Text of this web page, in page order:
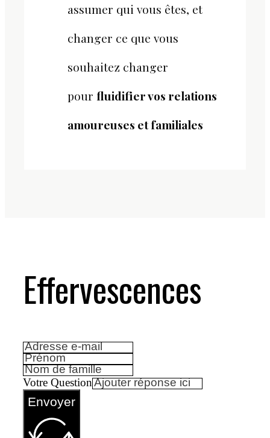
assumer qui vous êtes, et
changer ce que vous
souhaitez changer
pour fluidifier vos relations
amoureuses et familiales
Effervescences
Votre Question
Envoyer